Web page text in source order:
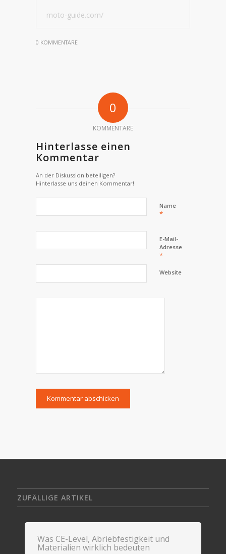
moto-guide.com/
0 KOMMENTARE
0
KOMMENTARE
Hinterlasse einen
Kommentar
An der Diskussion beteiligen?
Hinterlasse uns deinen Kommentar!
Name
*
E-Mail-
Adresse
*
Website
ZUFÄLLIGE ARTIKEL
Was CE-Level, Abriebfestigkeit und
Materialien wirklich bedeuten